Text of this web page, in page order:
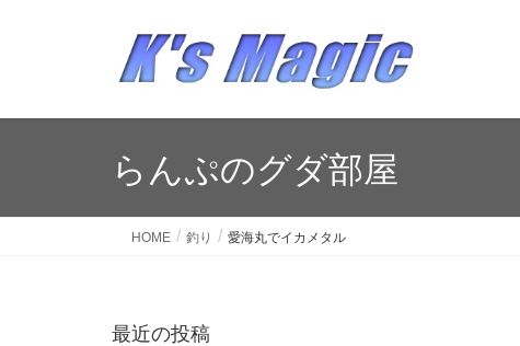
らんぷのグダ部屋
HOME 釣り 愛海丸でイカメタル
最近の投稿